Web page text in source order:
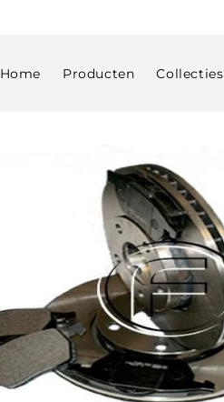
Home Producten Collecties